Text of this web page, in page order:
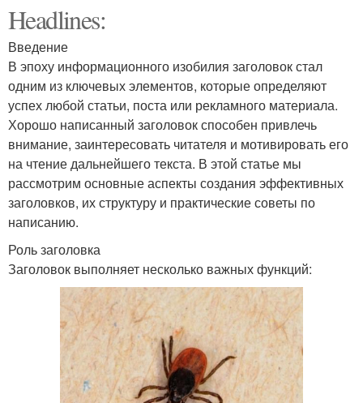
Headlines:
Введение
В эпоху информационного изобилия заголовок стал
одним из ключевых элементов, которые определяют
успех любой статьи, поста или рекламного материала.
Хорошо написанный заголовок способен привлечь
внимание, заинтересовать читателя и мотивировать его
на чтение дальнейшего текста. В этой статье мы
рассмотрим основные аспекты создания эффективных
заголовков, их структуру и практические советы по
написанию.
Роль заголовка
Заголовок выполняет несколько важных функций: